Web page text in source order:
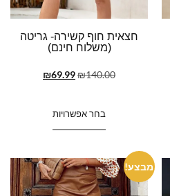
חצאית חוף קשירה- גריטה
(משלוח חינם)
₪140.00
₪69.99
בחר אפשרויות
מבצע!